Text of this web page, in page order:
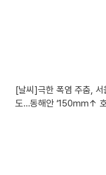
[날씨]극한 폭염 주춤,
도…동해안 ‘150mm↑